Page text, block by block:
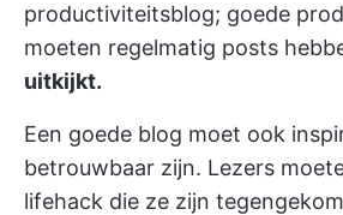
productiviteitsblog; goede
moeten regelmatig posts
uitkijkt.
Een goede blog moet ook
betrouwbaar zijn. Lezers
lifehack die ze zijn